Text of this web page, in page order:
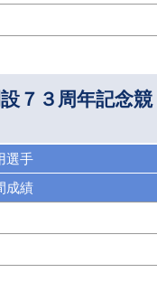
７３周年記念競
選手
成績